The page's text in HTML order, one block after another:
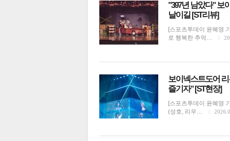
많이 본 뉴스 최신 뉴스
"397년 남았다" 보
날이길 [ST리뷰]
[스포츠투데이 윤혜영
로 행복한 추억…
보이넥스트도어
즐기자" [ST현장]
[스포츠투데이 윤혜영
(성호, 리우…